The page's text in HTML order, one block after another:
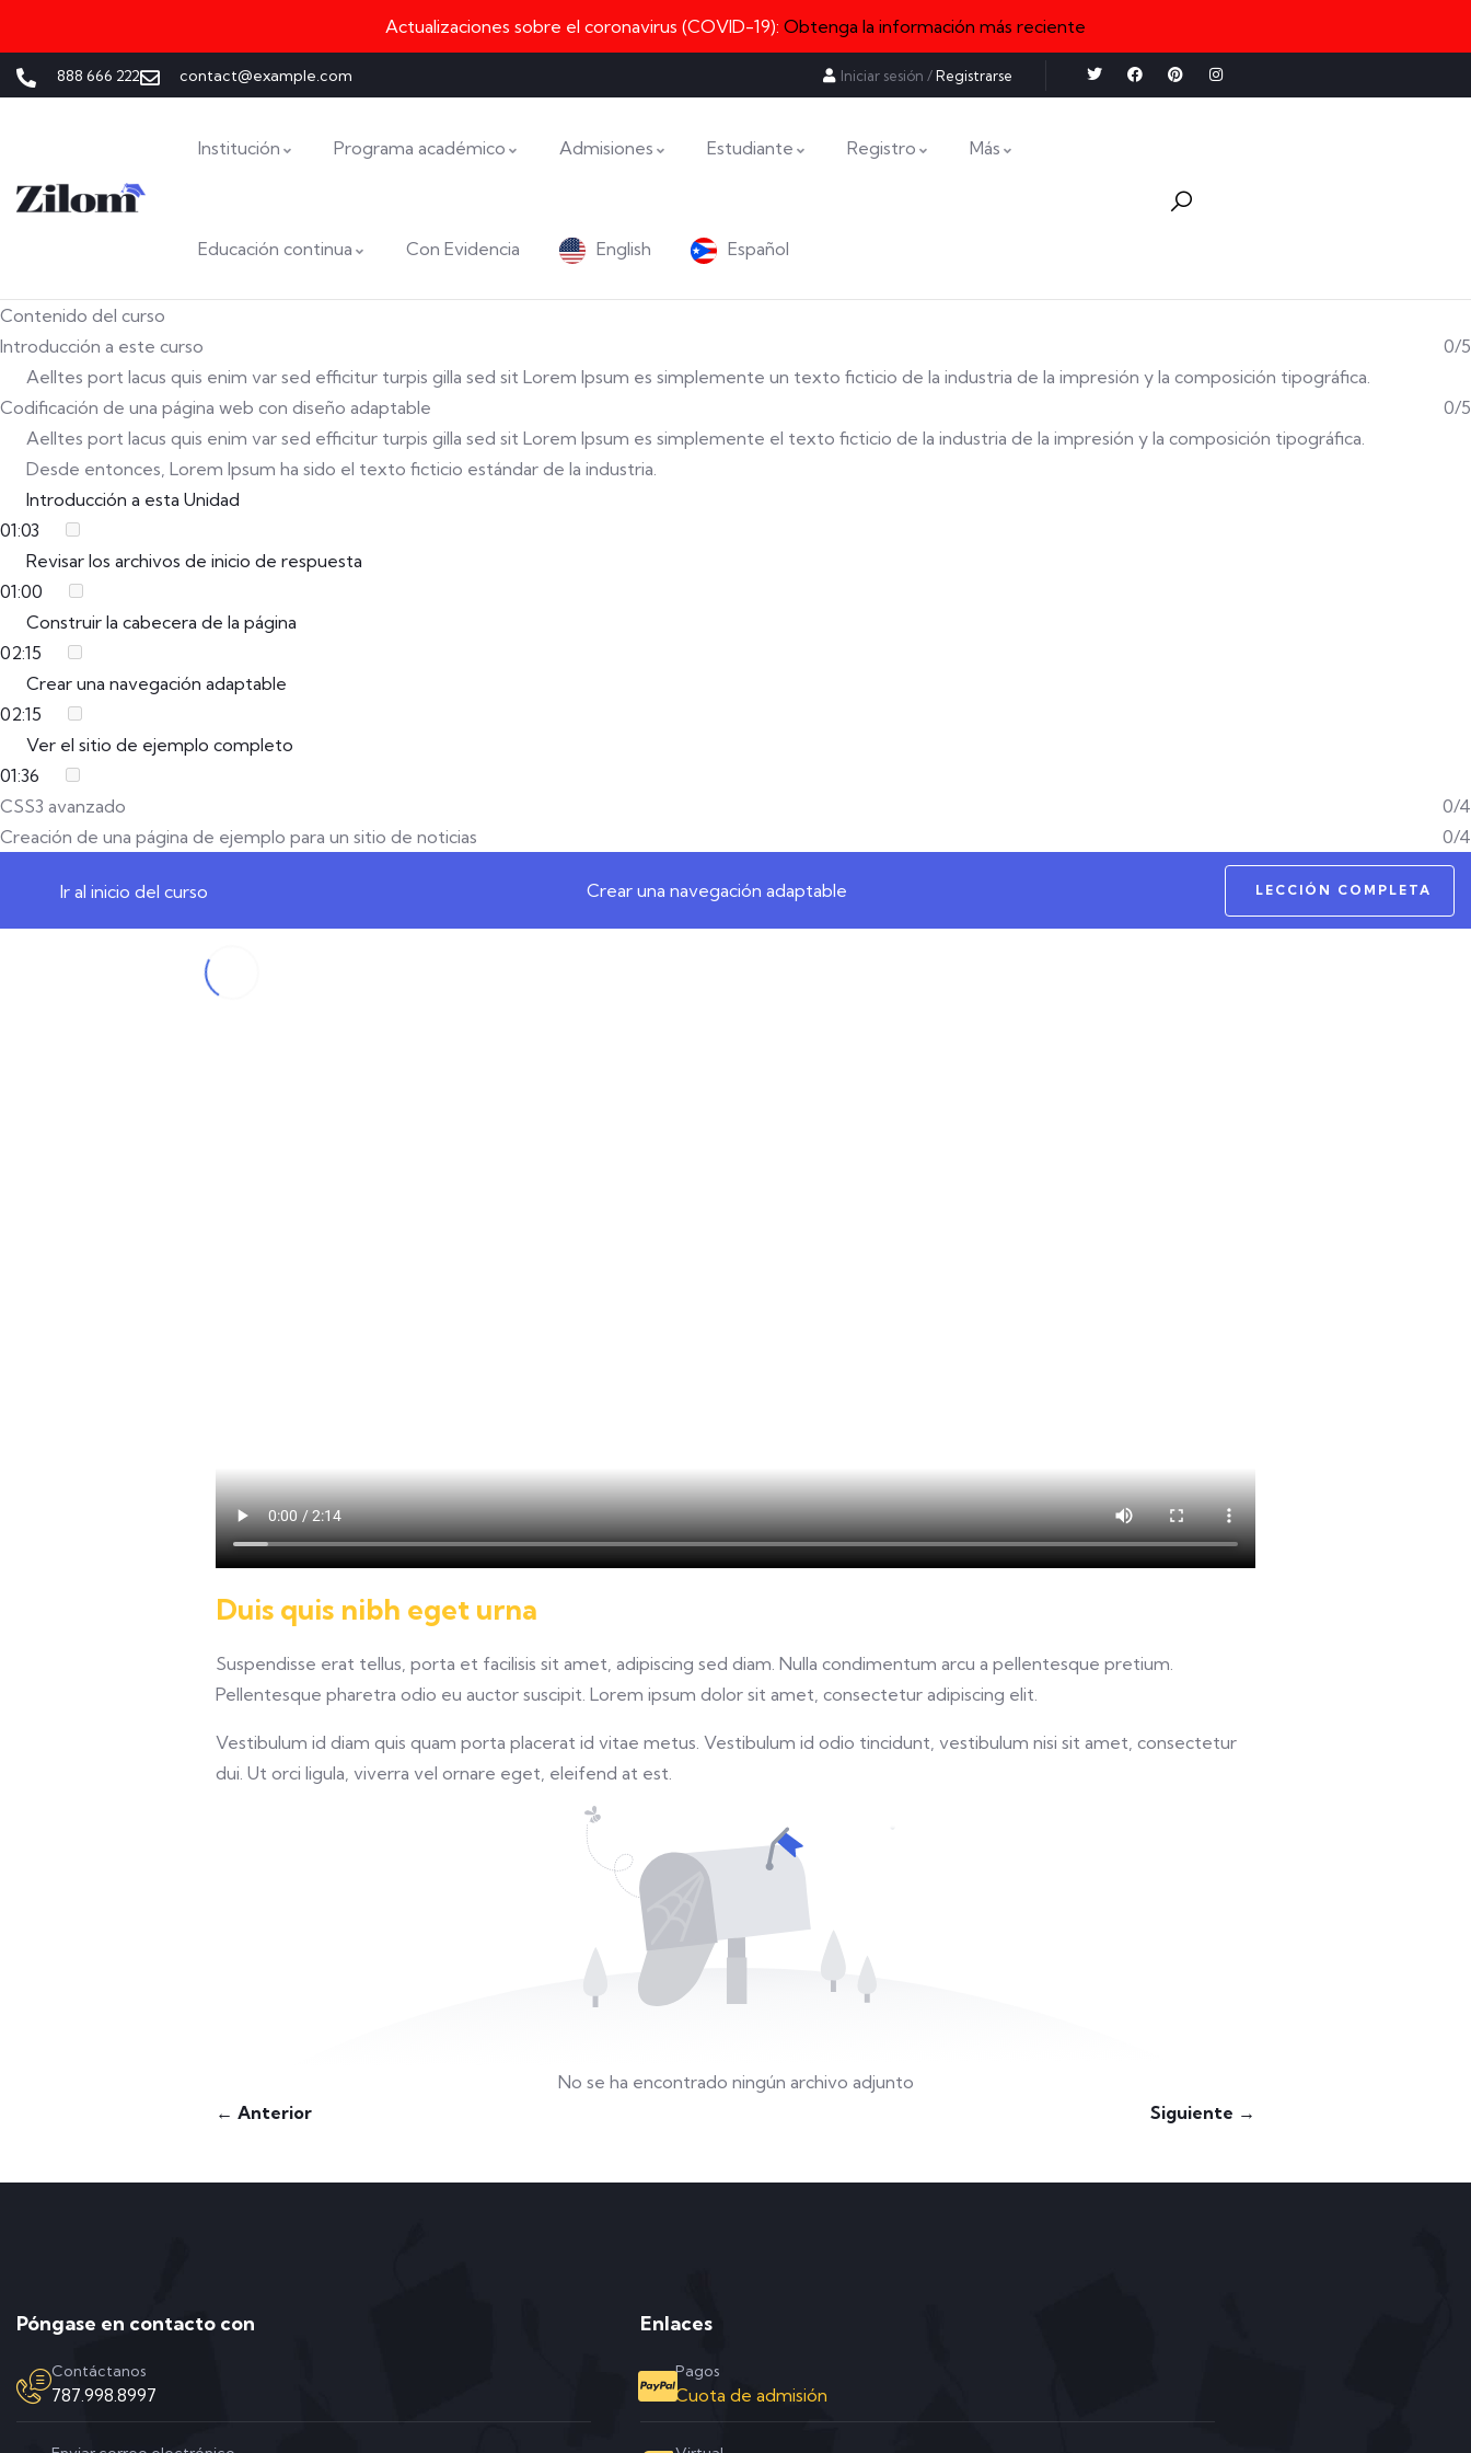
Actualizaciones sobre el coronavirus (COVID-19): Obtenga la información más reciente
888 666 222 contact@example.com Iniciar sesión /Registrarse
Institución Programa académico Admisiones Estudiante Registro Más
Educación continua Con Evidencia English Español
Contenido del curso
Introducción a este curso
Aelltes port lacus quis enim var sed efficitur turpis gilla sed sit Lorem Ipsum es simplemente un texto ficticio de la industria de la impresión y la composición tipográfica.
0/5
Codificación de una página web con diseño adaptable
Aelltes port lacus quis enim var sed efficitur turpis gilla sed sit Lorem Ipsum es simplemente el texto ficticio de la industria de la impresión y la composición tipográfica.
Desde entonces, Lorem Ipsum ha sido el texto ficticio estándar de la industria.
0/5
Introducción a esta Unidad
01:03
Revisar los archivos de inicio de respuesta
01:00
Construir la cabecera de la página
02:15
Crear una navegación adaptable
02:15
Ver el sitio de ejemplo completo
01:36
CSS3 avanzado
0/4
Creación de una página de ejemplo para un sitio de noticias
0/4
Ir al inicio del curso Crear una navegación adaptable LECCIÓN COMPLETA
Duis quis nibh eget urna
Suspendisse erat tellus, porta et facilisis sit amet, adipiscing sed diam. Nulla condimentum arcu a pellentesque pretium.
Pellentesque pharetra odio eu auctor suscipit. Lorem ipsum dolor sit amet, consectetur adipiscing elit.
Vestibulum id diam quis quam porta placerat id vitae metus. Vestibulum id odio tincidunt, vestibulum nisi sit amet, consectetur
dui. Ut orci ligula, viverra vel ornare eget, eleifend at est.
No se ha encontrado ningún archivo adjunto
← Anterior
Siguiente →
Póngase en contacto con
Contáctanos
787.998.8997
Enlaces
Pagos
Cuota de admisión